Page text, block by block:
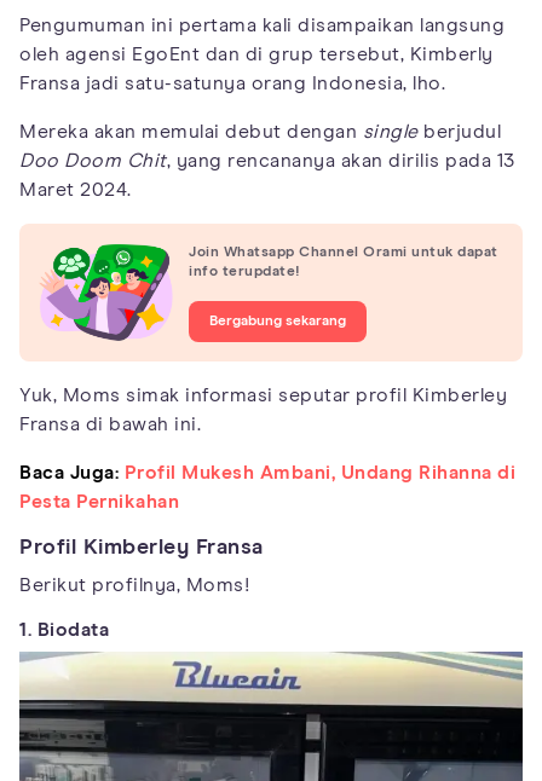
Pengumuman ini pertama kali disampaikan langsung
oleh agensi EgoEnt dan di grup tersebut, Kimberly
Fransa jadi satu-satunya orang Indonesia, lho.
Mereka akan memulai debut dengan singleberjudul
Doo Doom Chit, yang rencananya akan dirilis pada 13
Maret 2024.
Join Whatsapp Channel Orami untuk dapat
info terupdate!
Bergabung sekarang
Yuk, Moms simak informasi seputar profil Kimberley
Fransa di bawah ini.
Baca Juga: Profil Mukesh Ambani, Undang Rihanna di
Pesta Pernikahan
Profil Kimberley Fransa
Berikut profilnya, Moms!
1. Biodata